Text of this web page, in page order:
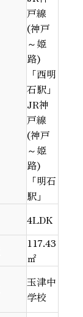
戸線
(神戸
～姫
路)
「西明
石駅」
JR神
戸線
(神戸
～姫
路)
「明石
駅」
4LDK
117.43
㎡
玉津中
学校